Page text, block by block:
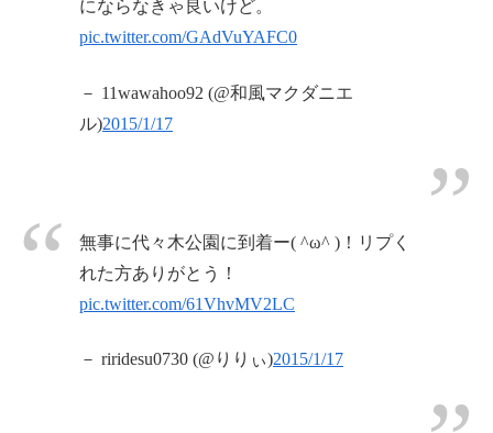
にならなきゃ良いけど。
pic.twitter.com/GAdVuYAFC0
－ 11wawahoo92 (@和風マクダニエ
ル)2015/1/17
無事に代々木公園に到着ー( ^ω^ )！リプく
れた方ありがとう！
pic.twitter.com/61VhvMV2LC
－ riridesu0730 (@りりぃ)2015/1/17